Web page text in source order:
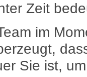
Zeit
im
Sie ist,